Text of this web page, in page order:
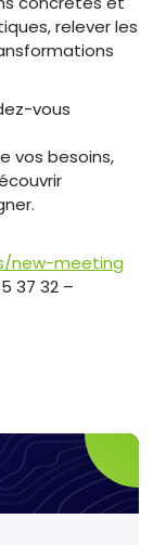
relever les
vous
vos besoins,
new-meeting
37 32 –